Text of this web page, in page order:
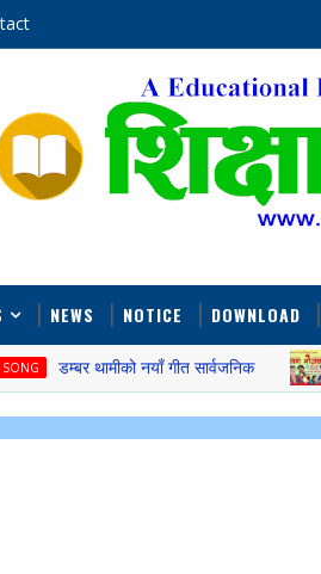
NEWS NOTICE DOWNLOAD
थामीको नयाँ गीत सार्वजनिक SONG